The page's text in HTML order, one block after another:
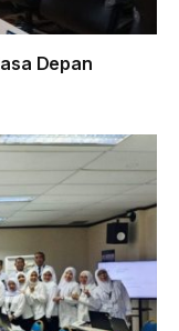
Depan